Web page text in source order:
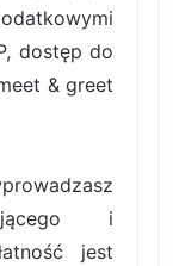
dostęp do
& greet
i
jest